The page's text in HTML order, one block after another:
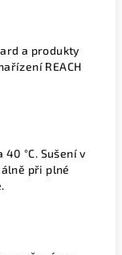
a produkty
REACH
40 °C. Sušení v
při plné
.